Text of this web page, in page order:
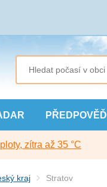
PŘEDPOVĚĎ
zítra až 35 °C
kraj Stratov